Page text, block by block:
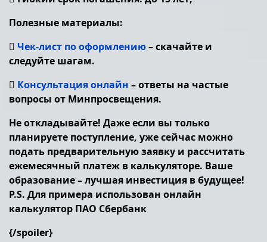
Полезные материалы:
 Чек-лист по оформлению– скачайте и
следуйте шагам.
 Консультация онлайн – ответы на частые
вопросы от Минпросвещения.
Не откладывайте! Даже если вы только
планируете поступление, уже сейчас можно
подать предварительную заявку и рассчитать
ежемесячный платеж в калькуляторе. Ваше
образование – лучшая инвестиция в будущее!
P.S. Для примера использован онлайн
калькулятор ПАО Сбербанк
{/spoiler}